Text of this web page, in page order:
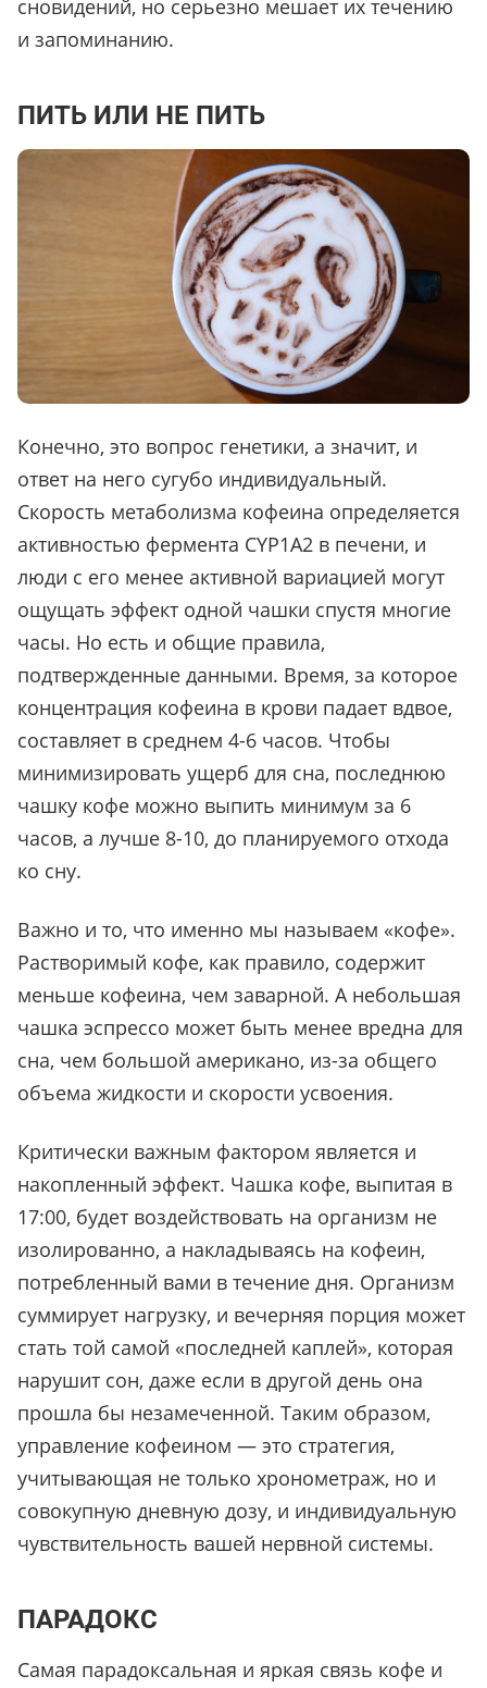
сновидений, но серьезно мешает их течению
и запоминанию.
ПИТЬ ИЛИ НЕ ПИТЬ
Конечно, это вопрос генетики, а значит, и
ответ на него сугубо индивидуальный.
Скорость метаболизма кофеина определяется
активностью фермента CYP1A2 в печени, и
люди с его менее активной вариацией могут
ощущать эффект одной чашки спустя многие
часы. Но есть и общие правила,
подтвержденные данными. Время, за которое
концентрация кофеина в крови падает вдвое,
составляет в среднем 4-6 часов. Чтобы
минимизировать ущерб для сна, последнюю
чашку кофе можно выпить минимум за 6
часов, а лучше 8-10, до планируемого отхода
ко сну.
Важно и то, что именно мы называем «кофе».
Растворимый кофе, как правило, содержит
меньше кофеина, чем заварной. А небольшая
чашка эспрессо может быть менее вредна для
сна, чем большой американо, из-за общего
объема жидкости и скорости усвоения.
Критически важным фактором является и
накопленный эффект. Чашка кофе, выпитая в
17:00, будет воздействовать на организм не
изолированно, а накладываясь на кофеин,
потребленный вами в течение дня. Организм
суммирует нагрузку, и вечерняя порция может
стать той самой «последней каплей», которая
нарушит сон, даже если в другой день она
прошла бы незамеченной. Таким образом,
управление кофеином — это стратегия,
учитывающая не только хронометраж, но и
совокупную дневную дозу, и индивидуальную
чувствительность вашей нервной системы.
ПАРАДОКС
Самая парадоксальная и яркая связь кофе и